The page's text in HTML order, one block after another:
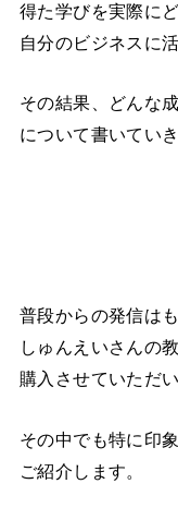
得た学びを実際に
自分のビジネスに
その結果、どんな
について書いていき
普段からの発信は
しゅんえいさんの
購入させていただ
その中でも特に印
ご紹介します。